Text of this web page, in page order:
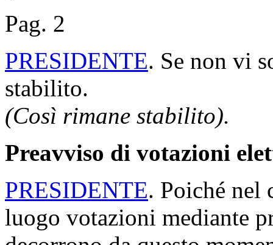
Pag. 2
PRESIDENTE. Se non vi
stabilito.
(Così rimane stabilito).
Preavviso di votazioni
PRESIDENTE. Poiché nel
luogo votazioni mediante